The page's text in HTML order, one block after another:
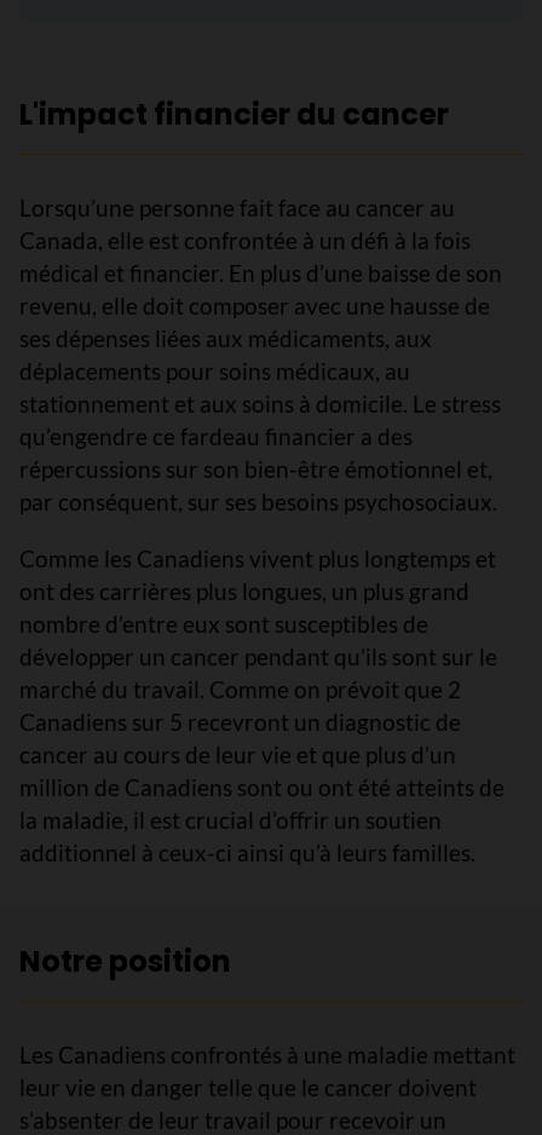
L'impact financier du cancer
Lorsqu’une personne fait face au cancer au
Canada, elle est confrontée à un défi à la fois
médical et financier. En plus d’une baisse de son
revenu, elle doit composer avec une hausse de
ses dépenses liées aux médicaments, aux
déplacements pour soins médicaux, au
stationnement et aux soins à domicile. Le stress
qu’engendre ce fardeau financier a des
répercussions sur son bien-être émotionnel et,
par conséquent, sur ses besoins psychosociaux.
Comme les Canadiens vivent plus longtemps et
ont des carrières plus longues, un plus grand
nombre d’entre eux sont susceptibles de
développer un cancer pendant qu’ils sont sur le
marché du travail. Comme on prévoit que 2
Canadiens sur 5 recevront un diagnostic de
cancer au cours de leur vie et que plus d’un
million de Canadiens sont ou ont été atteints de
la maladie, il est crucial d’offrir un soutien
additionnel à ceux-ci ainsi qu’à leurs familles.
Notre position
Les Canadiens confrontés à une maladie mettant
leur vie en danger telle que le cancer doivent
s’absenter de leur travail pour recevoir un